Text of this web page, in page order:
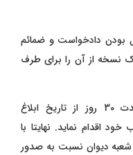
بودن دادخواست و ضمائم
نسخه از آن را برای طرف
و طرف دعوا موظف است، ظرف مدت 30 روز از تاریخ ابلاغ
اقدام نماید. نهایتا با
دیوان نسبت به صدور